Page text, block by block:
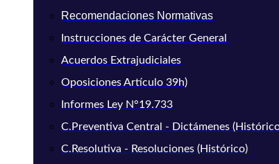
Recomendaciones Normativas
Instrucciones de Carácter General
Acuerdos Extrajudiciales
Oposiciones Artículo 39h)
Informes Ley N°19.733
C.Preventiva Central - Dictámenes
C.Resolutiva - Resoluciones (Histórico)